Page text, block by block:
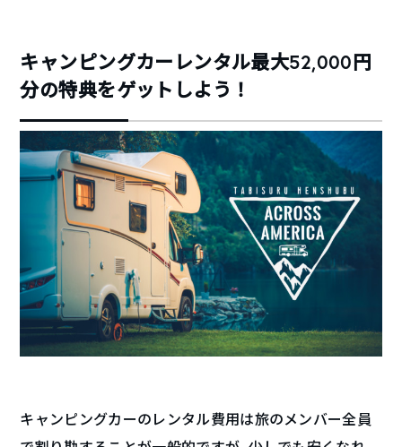
キャンピングカーレンタル最大52,000円
分の特典をゲットしよう！
キャンピングカーのレンタル費用は旅のメンバー全員